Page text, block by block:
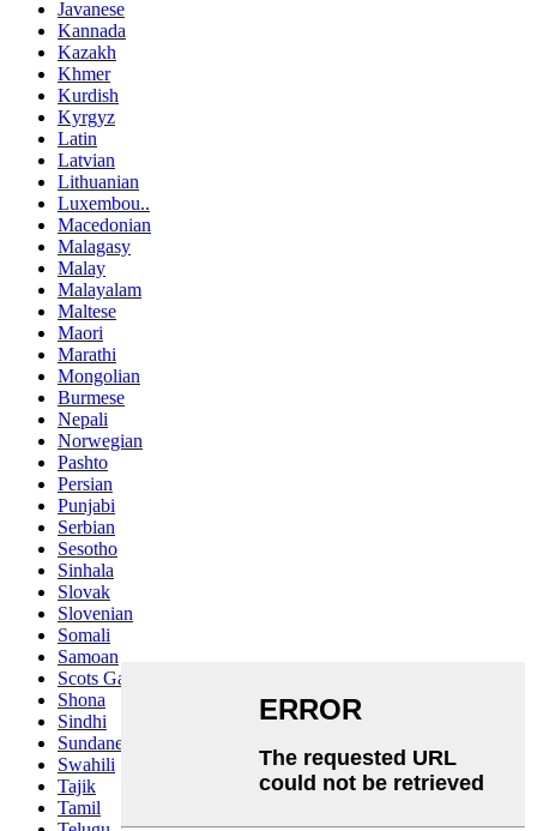
Javanese
Kannada
Kazakh
Khmer
Kurdish
Kyrgyz
Latin
Latvian
Lithuanian
Luxembou..
Macedonian
Malagasy
Malay
Malayalam
Maltese
Maori
Marathi
Mongolian
Burmese
Nepali
Norwegian
Pashto
Persian
Punjabi
Serbian
Sesotho
Sinhala
Slovak
Slovenian
Somali
Samoan
Scots Gaelic
Shona
Sindhi
Sundanese
Swahili
Tajik
Tamil